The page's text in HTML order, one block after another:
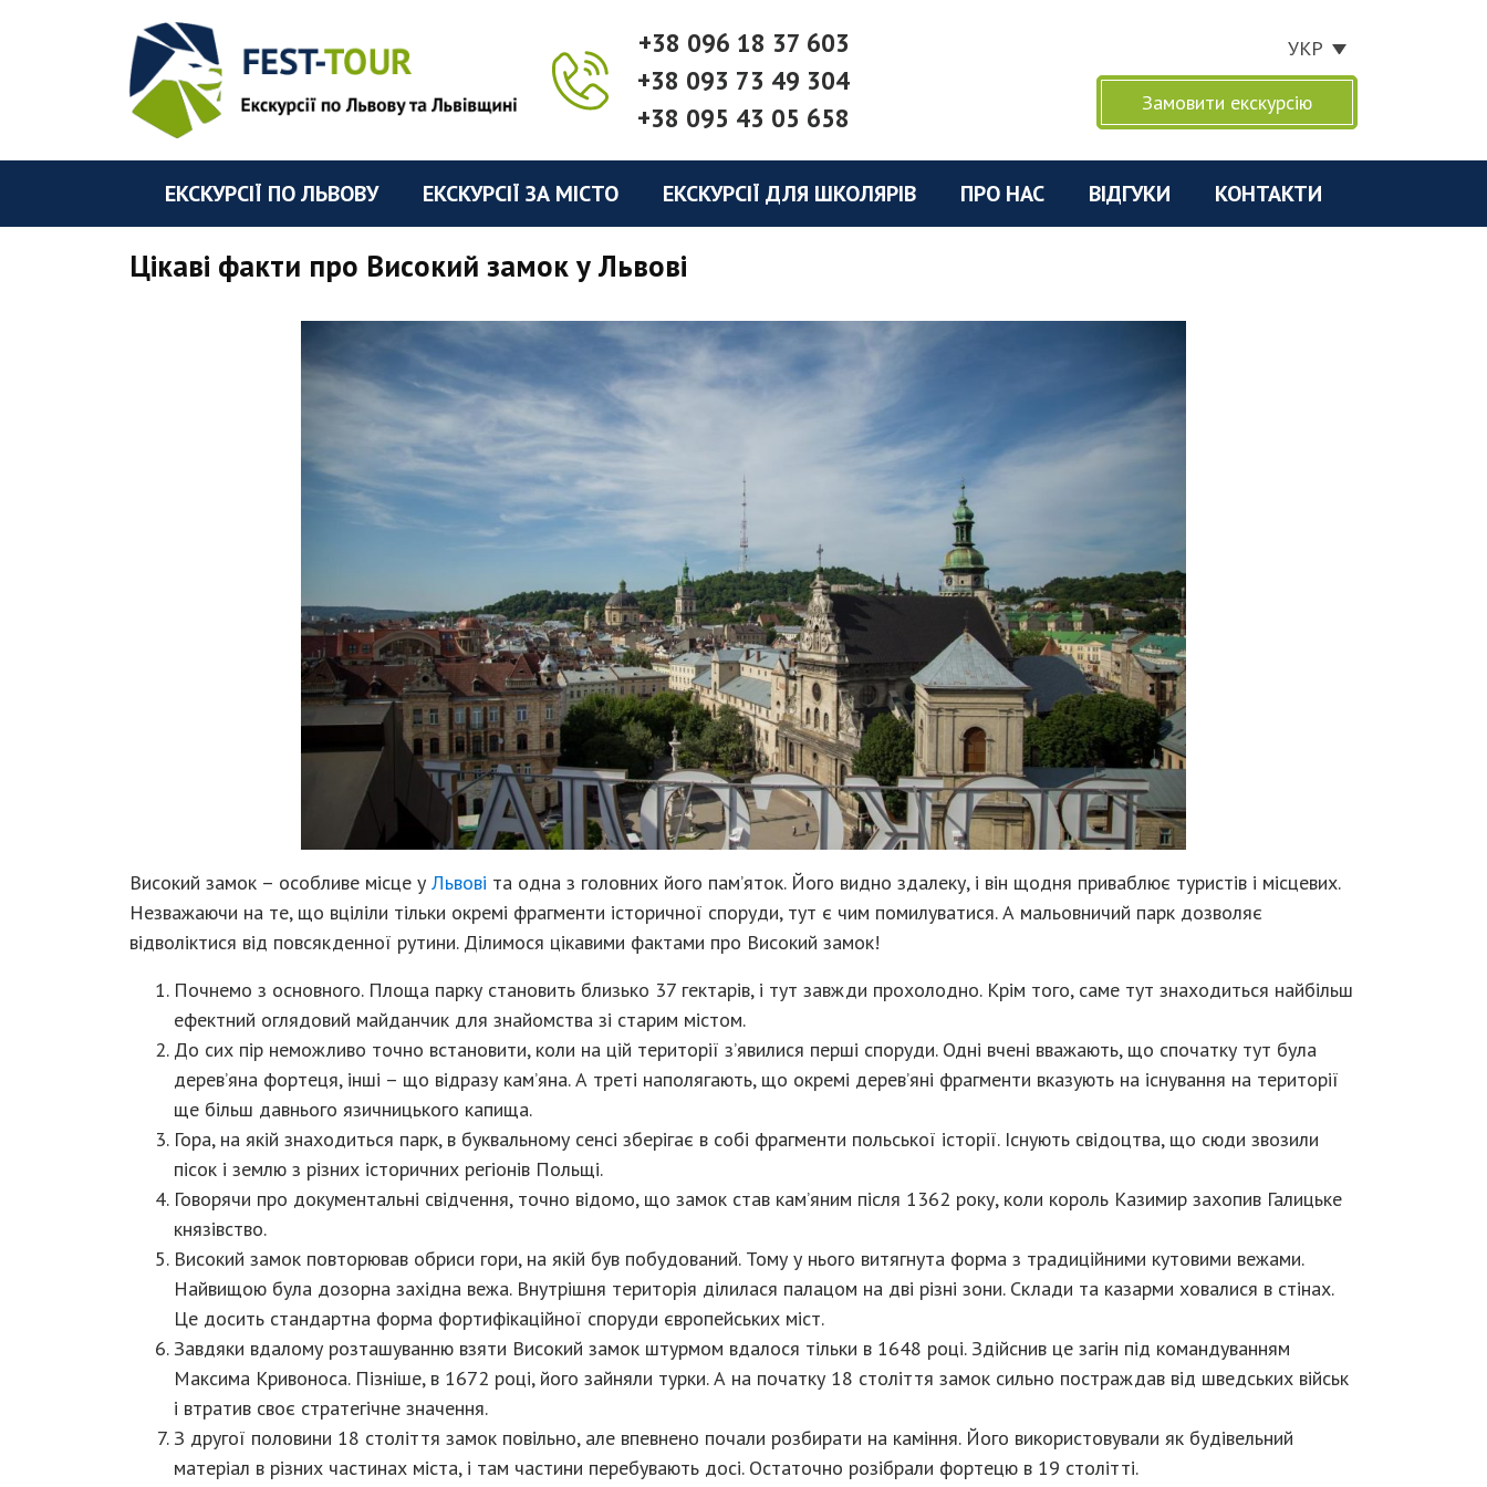
+38 096 18 37 603
+38 093 73 49 304
+38 095 43 05 658
УКР
Замовити екскурсію
ЕКСКУРСІЇ ПО ЛЬВОВУ ЕКСКУРСІЇ ЗА МІСТО ЕКСКУРСІЇ ДЛЯ ШКОЛЯРІВ ПРО НАС ВІДГУКИ КОНТАКТИ
Цікаві факти про Високий замок у Львові
Високий замок – особливе місце у Львові та одна з головних його пам’яток. Його видно здалеку, і він щодня приваблює туристів і місцевих.
Незважаючи на те, що вціліли тільки окремі фрагменти історичної споруди, тут є чим помилуватися. А мальовничий парк дозволяє
відволіктися від повсякденної рутини. Ділимося цікавими фактами про Високий замок!
Почнемо з основного. Площа парку становить близько 37 гектарів, і тут завжди прохолодно. Крім того, саме тут знаходиться найбільш
ефектний оглядовий майданчик для знайомства зі старим містом.
До сих пір неможливо точно встановити, коли на цій території з’явилися перші споруди. Одні вчені вважають, що спочатку тут була
дерев’яна фортеця, інші – що відразу кам’яна. А треті наполягають, що окремі дерев’яні фрагменти вказують на існування на території
ще більш давнього язичницького капища.
Гора, на якій знаходиться парк, в буквальному сенсі зберігає в собі фрагменти польської історії. Існують свідоцтва, що сюди звозили
пісок і землю з різних історичних регіонів Польщі.
Говорячи про документальні свідчення, точно відомо, що замок став кам’яним після 1362 року, коли король Казимир захопив Галицьке
князівство.
Високий замок повторював обриси гори, на якій був побудований. Тому у нього витягнута форма з традиційними кутовими вежами.
Найвищою була дозорна західна вежа. Внутрішня територія ділилася палацом на дві різні зони. Склади та казарми ховалися в стінах.
Це досить стандартна форма фортифікаційної споруди європейських міст.
Завдяки вдалому розташуванню взяти Високий замок штурмом вдалося тільки в 1648 році. Здійснив це загін під командуванням
Максима Кривоноса. Пізніше, в 1672 році, його зайняли турки. А на початку 18 століття замок сильно постраждав від шведських військ
і втратив своє стратегічне значення.
З другої половини 18 століття замок повільно, але впевнено почали розбирати на каміння. Його використовували як будівельний
матеріал в різних частинах міста, і там частини перебувають досі. Остаточно розібрали фортецю в 19 столітті.